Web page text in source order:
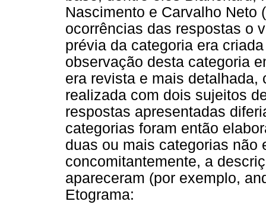
Nascimento e Carvalho Neto
ocorrências das respostas o
prévia da categoria era
observação desta categoria
era revista e mais
realizada com dois sujeitos
respostas apresentadas
categorias foram então
duas ou mais categorias não
concomitantemente, a
apareceram (por exemplo,
Etograma: